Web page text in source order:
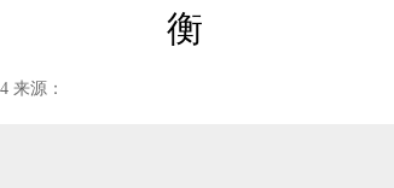
衡
来源：